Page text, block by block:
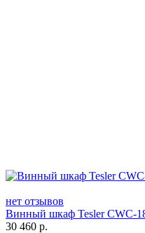
нет отзывов
Винный шкаф Tesler CWC-
30 460 р.